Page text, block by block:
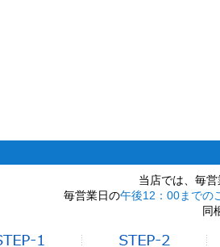
当店では、毎
毎営業日の午後12：00までの
同